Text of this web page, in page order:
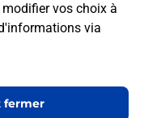
vos choix à
via
fermer